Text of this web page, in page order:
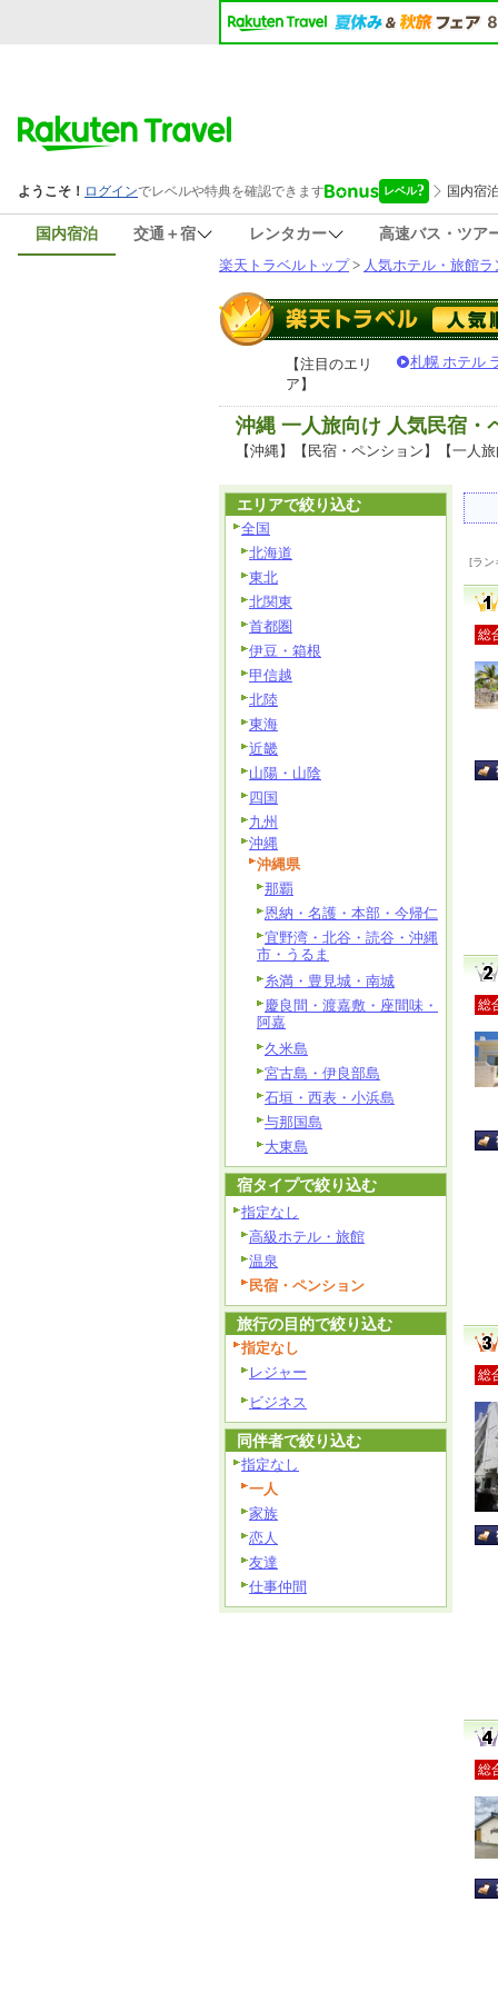
国内宿泊 交通＋宿 レンタカー
高速バス・ツア
楽天トラベルトップ> 人気ホテル・旅館ラ
【注目のエリ
ア】
札幌 ホテル
沖縄 一人旅向け 人気民宿・
【沖縄】【民宿・ペンション】【一人
[ラン
総
総
総
総
エリアで絞り込む
全国
北海道
東北
北関東
首都圏
伊豆・箱根
甲信越
北陸
東海
近畿
山陽・山陰
四国
九州
沖縄
沖縄県
那覇
恩納・名護・本部・今帰仁
宜野湾・北谷・読谷・沖縄
市・うるま
糸満・豊見城・南城
慶良間・渡嘉敷・座間味・
阿嘉
久米島
宮古島・伊良部島
石垣・西表・小浜島
与那国島
大東島
宿タイプで絞り込む
指定なし
高級ホテル・旅館
温泉
民宿・ペンション
旅行の目的で絞り込む
指定なし
レジャー
ビジネス
同伴者で絞り込む
指定なし
一人
家族
恋人
友達
仕事仲間